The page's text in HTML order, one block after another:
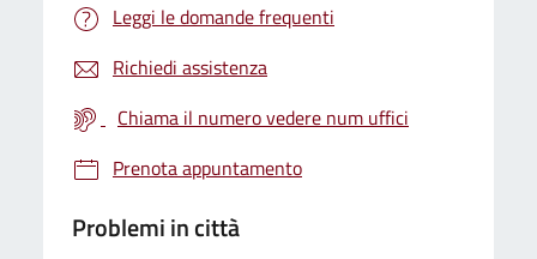
Leggi le domande frequenti
Richiedi assistenza
Chiama il numero vedere num uffici
Prenota appuntamento
Problemi in città